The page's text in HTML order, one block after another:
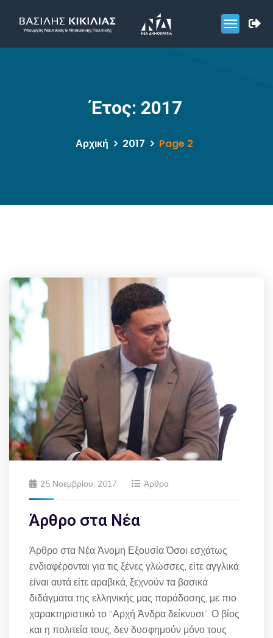
Έτος: 2017
Αρχική 2017 Page 2
25 Νοεμβρίου, 2017 Άρθρα
Άρθρο στα Νέα
Άρθρο στα Νέα Άνομη Εξουσία Όσοι εσχάτως
ενδιαφέρονται για τις ξένες γλώσσες, είτε αγγλικά
είναι αυτά είτε αραβικά, ξεχνούν τα βασικά
διδάγματα της ελληνικής μας παράδοσης, με πιο
χαρακτηριστικό το “Αρχή Άνδρα δείκνυσι”. Ο βίος
και η πολιτεία τους, δεν δυσφημούν μόνο τους